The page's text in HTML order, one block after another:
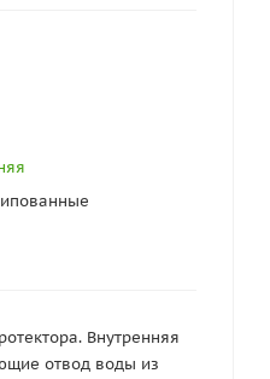
Внутренняя
отвод воды из